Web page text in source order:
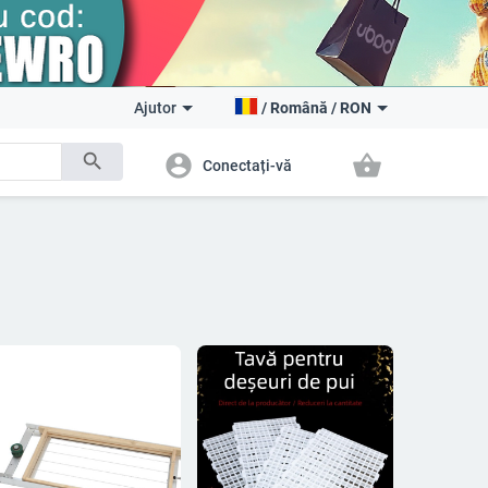
search
Ajutor / Română / RON
account_circle Conectați-vă shopping_basket